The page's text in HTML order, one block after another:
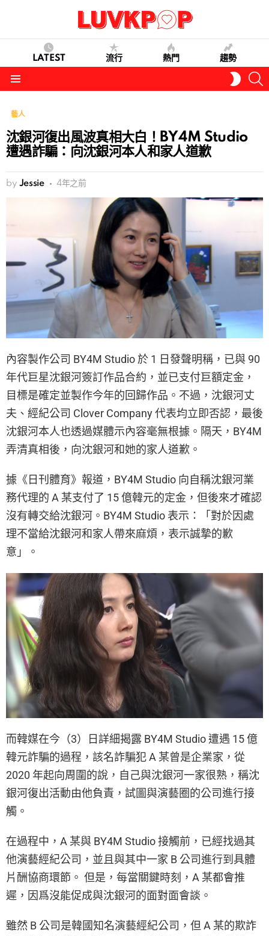
LATEST 流行 熱門 趨勢
SKIN
藝人
沈銀河復出風波真相大白！BY4M Studio
遭遇詐騙：向沈銀河本人和家人道歉
by Jessie 4年之前
內容製作公司 BY4M Studio 於 1 日發聲明稱，已與 90
年代巨星沈銀河簽訂作品合約，並已支付巨額定金，
目標是確定並製作今年的回歸作品。不過，沈銀河丈
夫、經紀公司 Clover Company 代表均立即否認，最後
沈銀河本人也透過媒體示內容毫無根據。隔天，BY4M
弄清真相後，向沈銀河和她的家人道歉。
據《日刊體育》報道，BY4M Studio 向自稱沈銀河業
務代理的 A 某支付了 15 億韓元的定金，但後來才確認
沒有轉交給沈銀河。BY4M Studio 表示：「對於因處
理不當給沈銀河和家人帶來麻煩，表示誠摯的歉
意」。
而韓媒在今（3）日詳細揭露 BY4M Studio 遭遇 15 億
韓元詐騙的過程，該名詐騙犯 A 某曾是企業家，從
2020 年起向周圍的說，自己與沈銀河一家很熟，稱沈
銀河復出活動由他負責，試圖與演藝圈的公司進行接
觸。
在過程中，A 某與 BY4M Studio 接觸前，已經找過其
他演藝經紀公司，並且與其中一家 B 公司進行到具體
片酬協商環節。 但是，每當關鍵時刻，A 某都會推
遲，因爲沒能促成與沈銀河的面對面會談。
雖然 B 公司是韓國知名演藝經紀公司，但 A 某的欺詐